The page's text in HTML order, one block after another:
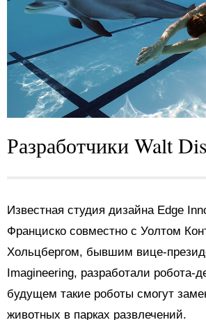
Разработчики Walt
Известная студия дизайна Edge
Франциско совместно с Уолтом
Хольцбергом, бывшим вице-
Imagineering, разработали робота-
будущем такие роботы смогут
животных в парках развлечений.